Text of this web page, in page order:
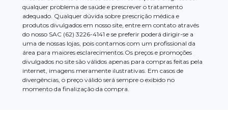
qualquer problema de saúde e prescrever o tratamento
adequado. Qualquer dúvida sobre prescrição médica e
produtos divulgados em nosso site, entre em contato através
do nosso SAC (62) 3226-4141 e se preferir poderá dirigir-se a
uma de nossas lojas, pois contamos com um profissional da
área para maiores esclarecimentos.Os preços e promoções
divulgados no site são válidos apenas para compras feitas pela
internet, imagens meramente ilustrativas. Em casos de
divergências, o preço válido será sempre o exibido no
momento da finalização da compra.